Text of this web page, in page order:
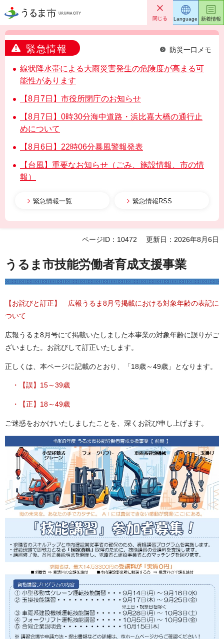
うるま市 閉じる
緊急情報 防災一口メモ
線状降水帯による大雨災害発生の危険度が高まる可
能性があります
【8月7日】市役所閉庁のお知らせ
【8月7日】0時30分海中道路・浜比嘉大橋の通行止
めについて
【8月6日】22時06分暴風警報発表
【台風】重要なお知らせ（ごみ、施設情報、市の情
報）
緊急情報一覧 緊急情報RSS
Language 新着情報
ページID：10472 更新日：2026年8月6日
うるま市技能労働者育成支援事業
【お詫びと訂正】 広報うるま8月号掲載における対象年齢の表記に
ついて
広報うるま8月号にて掲載いたしました本事業の対象年齢に誤りがご
ざいました。お詫びして訂正いたします。
正しくは、本ページに記載のとおり、「18歳～49歳」となります。
・【誤】15～39歳
・【正】18～49歳
ご迷惑をおかけいたしましたことを、深くお詫び申し上げます。